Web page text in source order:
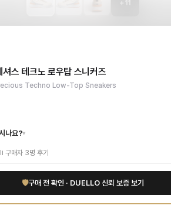
, 하드웨어 색상, 내부 마감을 확인하며, 상품당
변심 시 반품 배송비는 고객 부담이며, 상품 하자
.
요. 고퀄리티 하이엔드 인증 상품. 무료배송.
스 테크노 로우탑 스니커즈
Techno Low-Top Sneakers
나요?▾
구매자 3명 후기
🛡구매 전 확인 · DUELLO 신뢰 보증 보기